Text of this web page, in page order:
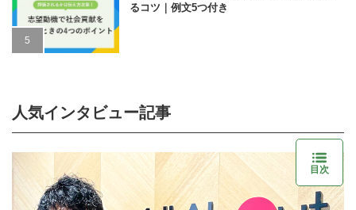
るコツ｜例文5つ付き
人気インタビュー記事
目次